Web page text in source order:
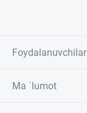
Foydalanuvchilar
Ma `lumot